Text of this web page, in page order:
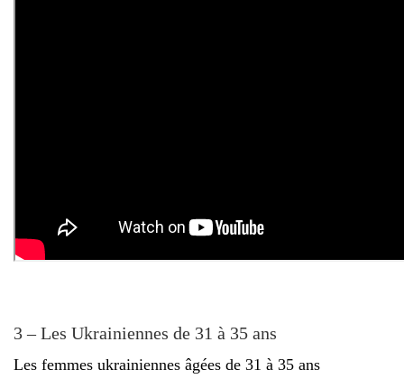
3 – Les Ukrainiennes de 31 à 35 ans
Les femmes ukrainiennes âgées de 31 à 35 ans